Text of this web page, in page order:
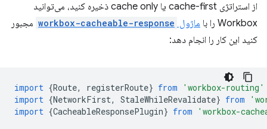
از استراتژی cache-first یا cache only ذخیره کنید، می‌توانید
Workbox را با
ماژول workbox-cacheable-response مجبور
کنید این کار را انجام دهد:
import {Route, registerRoute} from 'workbox-routing'
import {NetworkFirst, StaleWhileRevalidate} from
import {CacheableResponsePlugin} from 'workbox-